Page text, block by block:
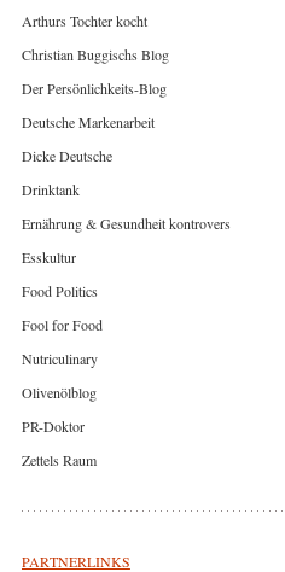
Arthurs Tochter kocht
Christian Buggischs Blog
Der Persönlichkeits-Blog
Deutsche Markenarbeit
Dicke Deutsche
Drinktank
Ernährung & Gesundheit kontrovers
Esskultur
Food Politics
Fool for Food
Nutriculinary
Olivenölblog
PR-Doktor
Zettels Raum
PARTNERLINKS